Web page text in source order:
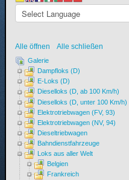
Alle öffnen Alle schließen
Galerie
Dampfloks (D)
E-Loks (D)
Dieselloks (D, ab 100 Km/h)
Dieselloks (D, unter 100 Km/h)
Elektrotriebwagen (FV, 93)
Elektrotriebwagen (NV, 94)
Dieseltriebwagen
Bahndienstfahrzeuge
Loks aus aller Welt
Belgien
Frankreich